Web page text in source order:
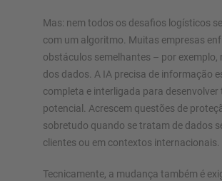
Mas: nem todos os desafios logísticos
com um algoritmo. Muitas empresas
obstáculos semelhantes – por exemplo,
dos dados. A IA precisa de informação
completa e interligada para desenvolver
potencial. Acrescem questões de
sobretudo quando se tratam de dados
clientes ou em contextos internacionais.
Tecnicamente, a mudança também é